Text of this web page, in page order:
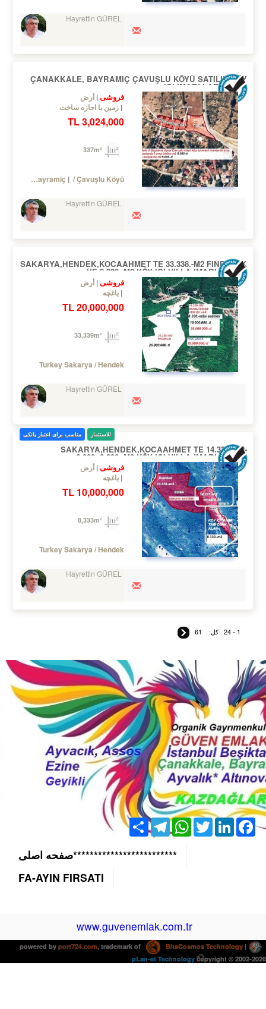
Hayrettin GÜREL
ÇANAKKALE, BAYRAMIÇ ÇAVUŞLU KÖYÜ SATILIK KÖY
IÇI IMARLI ARSALAR
فروشی أرض
زمین با اجازه ساخت
3,024,000 TL
Turkey Çanakkale / Bayramiç / Çavuşlu Köyü
Hayrettin GÜREL
SAKARYA,HENDEK,KOCAAHMET TE 33.338.-M2 FINDIKLIK
VE 8.330.-M2 KÖY IÇI VILLA IMARLI ARSA
فروشی أرض
باغچه
20,000,000 TL
Turkey Sakarya / Hendek
Hayrettin GÜREL
للاستثمار مناسب برای اعتبار بانکی
SAKARYA,HENDEK,KOCAAHMET TE 14.330.-M2-
6.000.-8.330.-M2 KÖY IÇI VILLA IMARLI ARSA
فروشی أرض
باغچه
10,000,000 TL
Turkey Sakarya / Hendek
Hayrettin GÜREL
1 - 24 کل: 61
*************************صفحه اصلی
FA-AYIN FIRSATI
Facebook
LinkedIn
Twitter
WhatsApp
Telegram
Share
www.guvenemlak.com.tr
powered by port724.com, trademark of BitsCosmos Technology |
pLan-et Technology copyright © 2002-2026